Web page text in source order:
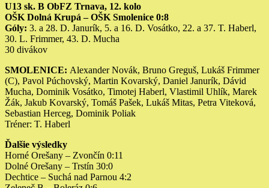
U13 sk. B ObFZ Trnava, 12. kolo
OŠK Dolná Krupá – OŠK Smolenice 0:8
Góly: 3. a 28. D. Janurík, 5. a 16. D. Vosátko, 22. a 37. T. Haberl,
30. L. Frimmer, 43. D. Mucha
30 divákov
SMOLENICE: Alexander Novák, Bruno Greguš, Lukáš Frimmer
(C), Pavol Púchovský, Martin Kovarský, Daniel Janurík, Dávid
Mucha, Dominik Vosátko, Timotej Haberl, Vlastimil Uhlík, Marek
Žák, Jakub Kovarský, Tomáš Pašek, Lukáš Mitas, Petra Viteková,
Sebastian Herceg, Dominik Poliak
Tréner: T. Haberl
Ďalšie výsledky
Horné Orešany – Zvončín 0:11
Dolné Orešany – Trstín 30:0
Dechtice – Suchá nad Parnou 4:2